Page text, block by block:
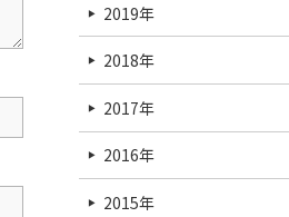
2019年
2018年
2017年
2016年
2015年